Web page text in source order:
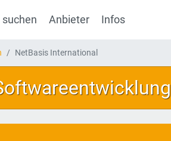
Anbieter Infos
NetBasis International